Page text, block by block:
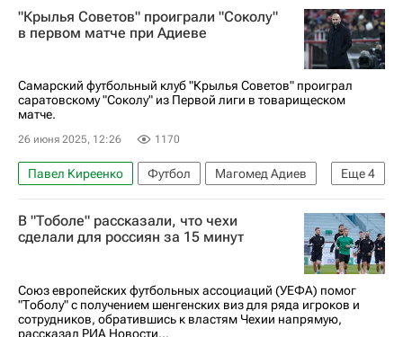
"Крылья Советов" проиграли "Соколу"
в первом матче при Адиеве
Самарский футбольный клуб "Крылья Советов" проиграл
саратовскому "Соколу" из Первой лиги в товарищеском
матче.
26 июня 2025, 12:26 1170
Еще4
Павел Киреенко Футбол
Магомед Адиев
Крылья Советов
Сокол (Саратов)
Первая лига
Товарищеские матчи
В "Тоболе" рассказали, что чехи
сделали для россиян за 15 минут
Союз европейских футбольных ассоциаций (УЕФА) помог
"Тоболу" с получением шенгенских виз для ряда игроков и
сотрудников, обратившись к властям Чехии напрямую,
рассказал РИА Новости...